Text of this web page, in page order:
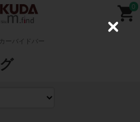
0
カーバイドバー
C